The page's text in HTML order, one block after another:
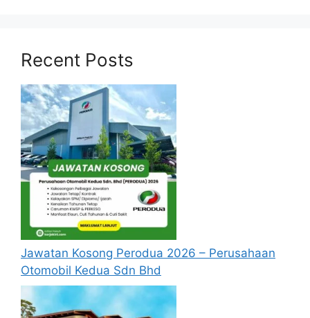
KATEGORI 1
Siapa Kategori 1 yang boleh memohon i-
Sinar?
Ahli yang belum mencapai umur 55 tahun, dan:
Anda sudah lama tidak mencarum
Anda seorang suri rumah
Anda bekerja sendiri dan bekerja di
sektor ekonomi gig
Anda hilang pekerjaan
Anda diberi cuti tanpa gaji
Recent Posts
Jawatan Kosong Perodua 2026 – Perusahaan
Otomobil Kedua Sdn Bhd